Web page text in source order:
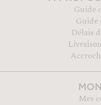
Guide
Guide
Délais
MON
Mes